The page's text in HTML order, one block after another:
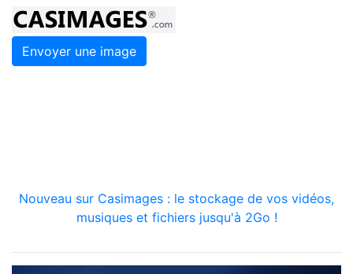
Envoyer une image
Nouveau sur Casimages : le stockage de vos vidéos,
musiques et fichiers jusqu'à 2Go !